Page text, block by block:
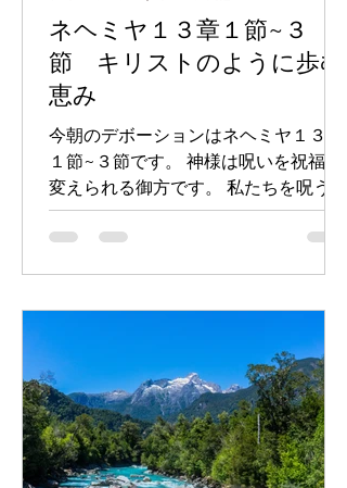
ネヘミヤ１３章１節~３
節 キリストのように歩む
恵み
今朝のデボーションはネヘミヤ１３章
１節~３節です。 神様は呪いを祝福に
変えられる御方です。 私たちを呪うた
めに行われたことでも、それを祝福に
換えられるのです。 私たちは周囲の
す。...